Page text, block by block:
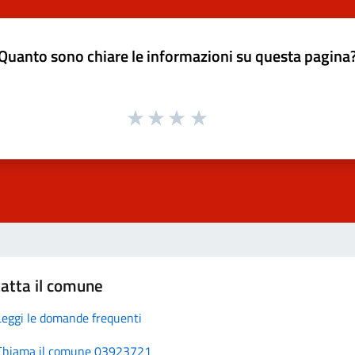
sono chiare le informazioni su questa
il comune
le domande frequenti
il comune 03923721